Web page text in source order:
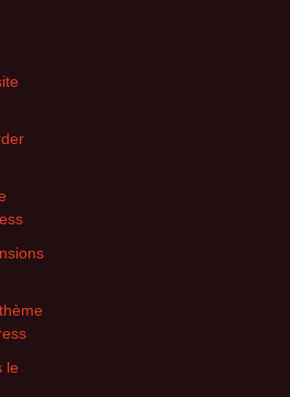
le